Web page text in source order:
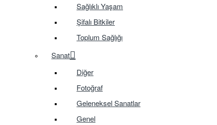
Sağlıklı Yaşam
Şifalı Bitkiler
Toplum Sağlığı
Sanat
Diğer
Fotoğraf
Geleneksel Sanatlar
Genel